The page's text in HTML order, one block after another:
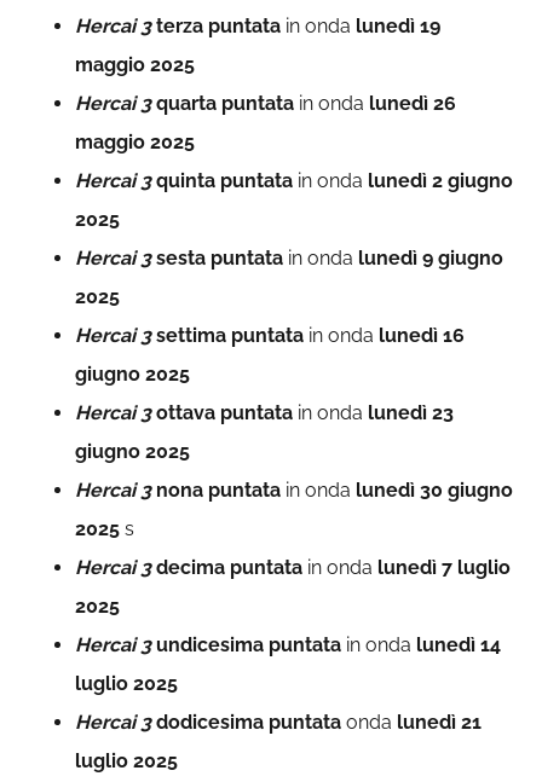
Hercai 3terza puntata in onda lunedì 19
maggio 2025
Hercai 3quarta puntata in onda lunedì 26
maggio 2025
Hercai 3quinta puntata in onda lunedì 2 giugno
2025
Hercai 3sesta puntata in onda lunedì 9 giugno
2025
Hercai 3settima puntata in onda lunedì 16
giugno 2025
Hercai 3ottava puntata in onda lunedì 23
giugno 2025
Hercai 3 nona puntata in onda lunedì 30 giugno
2025 s
Hercai 3decima puntata in onda lunedì 7 luglio
2025
Hercai 3undicesima puntata in onda lunedì 14
luglio 2025
Hercai 3dodicesima puntata onda lunedì 21
luglio 2025